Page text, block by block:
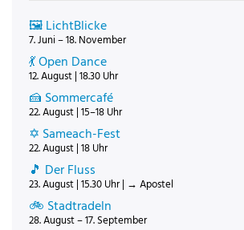
🖼️ LichtBlicke
7. Juni – 18. November
💃 Open Dance
12. August | 18.30 Uhr
🍰 Sommercafé
22. August | 15–18 Uhr
✡️ Sameach-Fest
22. August | 18 Uhr
🎵 Der Fluss
23. August | 15.30 Uhr | → Apostel
🚲 Stadtradeln
28. August – 17. September